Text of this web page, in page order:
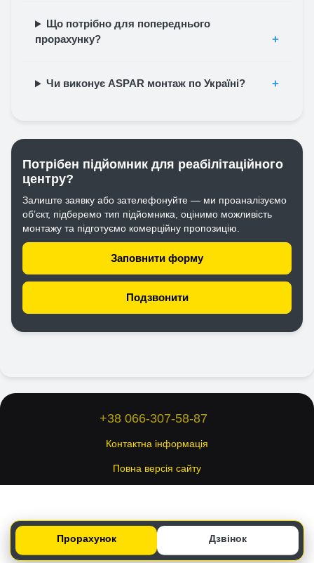
Що потрібно для попереднього
прорахунку?
Чи виконує ASPAR монтаж по Україні?
Потрібен підйомник для реабілітаційного
центру?
Залиште заявку або зателефонуйте — ми проаналізуємо
об’єкт, підберемо тип підйомника, оцінимо можливість
монтажу та підготуємо комерційну пропозицію.
Заповнити форму
Подзвонити
Прорахунок Дзвінок
+38 066-307-58-87
Контактна інформація
Повна версія сайту